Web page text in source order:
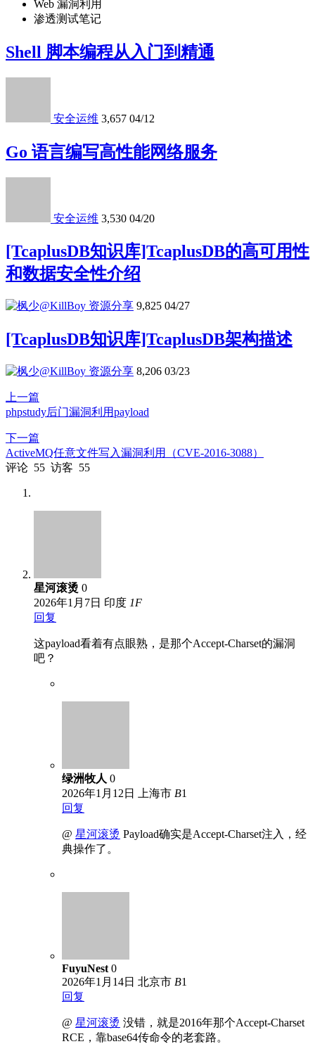
Web 漏洞利用
渗透测试笔记
Shell 脚本编程从入门到精通
安全运维 3,657 04/12
Go 语言编写高性能网络服务
安全运维 3,530 04/20
[TcaplusDB知识库]TcaplusDB的高可用性
和数据安全性介绍
资源分享 9,825 04/27
[TcaplusDB知识库]TcaplusDB架构描述
资源分享 8,206 03/23
上一篇
phpstudy后门漏洞利用payload
下一篇
ActiveMQ任意文件写入漏洞利用（CVE-2016-3088）
评论 55 访客 55
星河滚烫 0
2026年1月7日 印度 1F
回复
这payload看着有点眼熟，是那个Accept-Charset的漏洞
吧？
绿洲牧人 0
2026年1月12日
上海市 B1
回复
@ 星河滚烫 Payload确实是Accept-Charset注入，经
典操作了。
FuyuNest 0
2026年1月14日 北京市 B1
回复
@ 星河滚烫 没错，就是2016年那个Accept-Charset
RCE，靠base64传命令的老套路。